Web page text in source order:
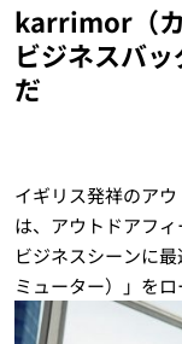
karrimor（
ビジネスバ
だ
イギリス発祥のア
は、アウトドアフィ
ビジネスシーンに
ミューター）」をロ